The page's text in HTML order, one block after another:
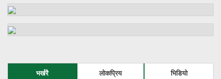
भर्खरै लोकप्रिय भिडियो